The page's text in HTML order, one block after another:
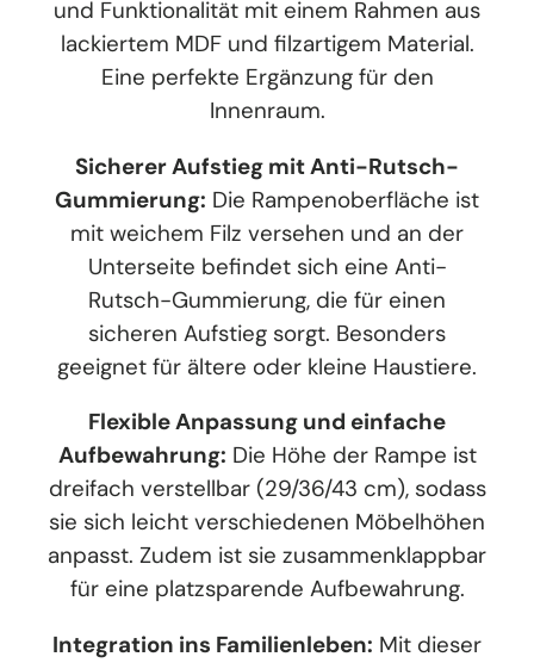
und Funktionalität mit einem Rahmen aus
lackiertem MDF und filzartigem Material.
Eine perfekte Ergänzung für den
Innenraum.
Sicherer Aufstieg mit Anti-Rutsch-
Gummierung: Die Rampenoberfläche ist
mit weichem Filz versehen und an der
Unterseite befindet sich eine Anti-
Rutsch-Gummierung, die für einen
sicheren Aufstieg sorgt. Besonders
geeignet für ältere oder kleine Haustiere.
Flexible Anpassung und einfache
Aufbewahrung: Die Höhe der Rampe ist
dreifach verstellbar (29/36/43 cm), sodass
sie sich leicht verschiedenen Möbelhöhen
anpasst. Zudem ist sie zusammenklappbar
für eine platzsparende Aufbewahrung.
Integration ins Familienleben: Mit dieser